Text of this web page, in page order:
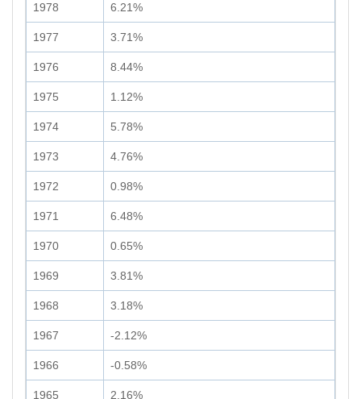
1978 6.21%
1977 3.71%
1976 8.44%
1975 1.12%
1974 5.78%
1973 4.76%
1972 0.98%
1971 6.48%
1970 0.65%
1969 3.81%
1968 3.18%
1967 -2.12%
1966 -0.58%
1965 2.16%